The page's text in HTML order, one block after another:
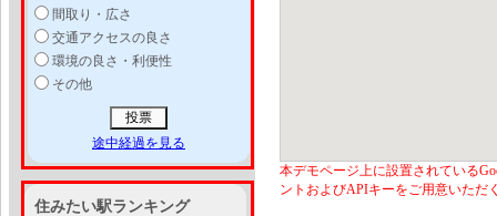
間取り・広さ
交通アクセスの良さ
環境の良さ・利便性
その他
途中経過を見る
住みたい駅ランキング
本デモページ上に設置されている
ントおよびAPIキーをご用意いただ